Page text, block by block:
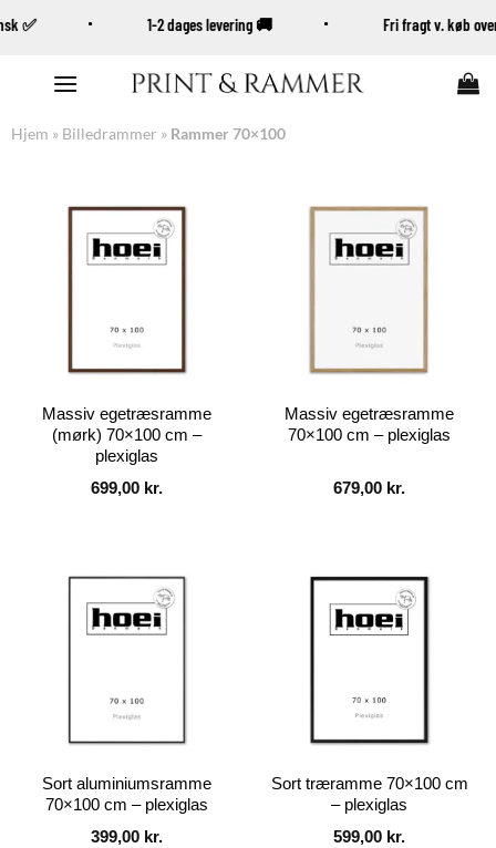
✅ 1-2 dages levering 🚚 Fri fragt v. køb
indhold
Hjem » Billedrammer » Rammer 70×100
Massiv egetræsramme
(mørk) 70×100 cm –
plexiglas
699,00 kr.
Massiv egetræsramme
70×100 cm – plexiglas
679,00 kr.
Sort aluminiumsramme
70×100 cm – plexiglas
399,00 kr.
Sort træramme 70×100 cm
– plexiglas
599,00 kr.